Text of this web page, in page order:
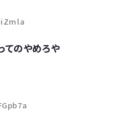
てのやめろや